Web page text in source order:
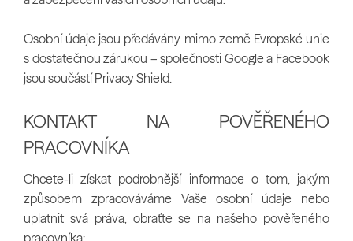
Osobní údaje jsou předávány mimo země Evropské unie
s dostatečnou zárukou – společnosti Google a Facebook
jsou součástí Privacy Shield.
KONTAKT NA POVĚŘENÉHO
PRACOVNÍKA
Chcete-li získat podrobnější informace o tom, jakým
způsobem zpracováváme Vaše osobní údaje nebo
uplatnit svá práva, obraťte se na našeho pověřeného
pracovníka: